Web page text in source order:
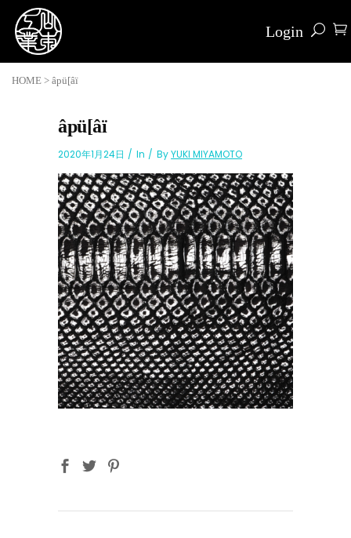
Login
HOME > âpü[âï
âpü[âï
2020年1月24日 In ByYUKI MIYAMOTO